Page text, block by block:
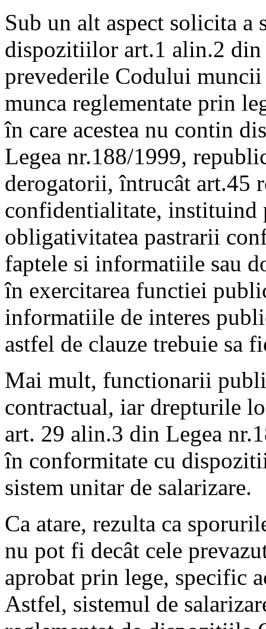
Sub un alt aspect solicita
dispozitiilor art.1 alin.2 din
prevederile Codului
munca reglementate prin
în care acestea nu contin
Legea nr.188/1999,
derogatorii, întrucât art.45
confidentialitate,
obligativitatea pastrarii
faptele si informatiile sau
în exercitarea functiei
informatiile de interes
astfel de clauze trebuie sa
Mai mult, functionarii
contractual, iar drepturile
art. 29 alin.3 din Legea
în conformitate cu
sistem unitar de salarizare.
Ca atare, rezulta ca
nu pot fi decât cele
aprobat prin lege, specific
Astfel, sistemul de